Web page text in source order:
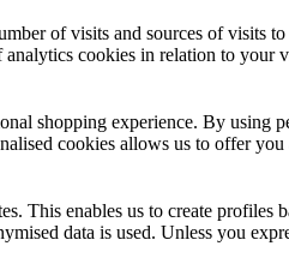
of visits and sources of visits
cookies in relation to your
shopping experience. By using
cookies allows us to offer
This enables us to create profiles
data is used. Unless you